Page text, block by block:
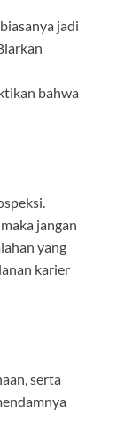
jadi
bahwa
jangan
yang
karier
serta